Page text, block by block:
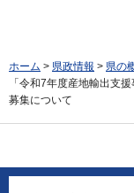
ホーム > 県政情報 > 県の
「令和7年度産地輸出支
募集について